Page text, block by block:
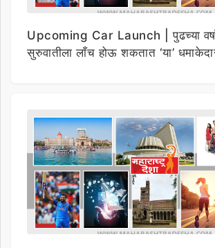
Upcoming Car Launch | पुढच्या
सुरुवातीला लाँच होऊ शकतात ‘या’